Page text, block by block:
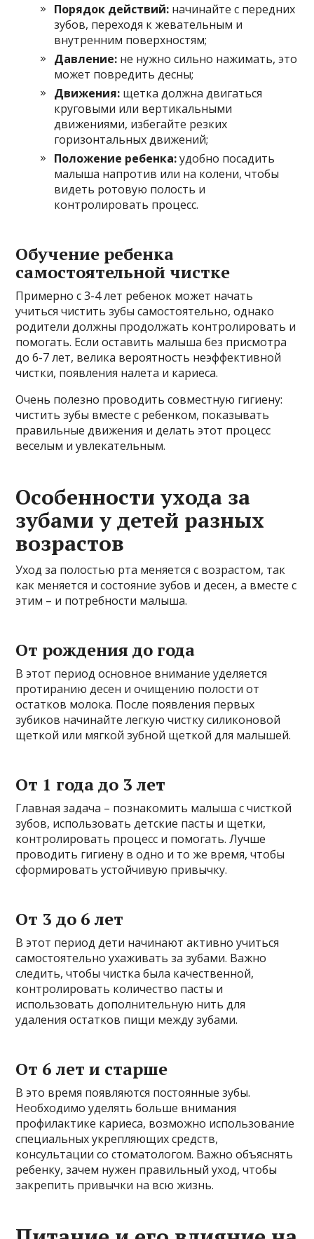
Порядок действий: начинайте с передних
зубов, переходя к жевательным и
внутренним поверхностям;
Давление: не нужно сильно нажимать, это
может повредить десны;
Движения: щетка должна двигаться
круговыми или вертикальными
движениями, избегайте резких
горизонтальных движений;
Положение ребенка:удобно посадить
малыша напротив или на колени, чтобы
видеть ротовую полость и
контролировать процесс.
Обучение ребенка
самостоятельной чистке
Примерно с 3-4 лет ребенок может начать
учиться чистить зубы самостоятельно, однако
родители должны продолжать контролировать и
помогать. Если оставить малыша без присмотра
до 6-7 лет, велика вероятность неэффективной
чистки, появления налета и кариеса.
Очень полезно проводить совместную гигиену:
чистить зубы вместе с ребенком, показывать
правильные движения и делать этот процесс
веселым и увлекательным.
Особенности ухода за
зубами у детей разных
возрастов
Уход за полостью рта меняется с возрастом, так
как меняется и состояние зубов и десен, а вместе с
этим – и потребности малыша.
От рождения до года
В этот период основное внимание уделяется
протиранию десен и очищению полости от
остатков молока. После появления первых
зубиков начинайте легкую чистку силиконовой
щеткой или мягкой зубной щеткой для малышей.
От 1 года до 3 лет
Главная задача – познакомить малыша с чисткой
зубов, использовать детские пасты и щетки,
контролировать процесс и помогать. Лучше
проводить гигиену в одно и то же время, чтобы
сформировать устойчивую привычку.
От 3 до 6 лет
В этот период дети начинают активно учиться
самостоятельно ухаживать за зубами. Важно
следить, чтобы чистка была качественной,
контролировать количество пасты и
использовать дополнительную нить для
удаления остатков пищи между зубами.
От 6 лет и старше
В это время появляются постоянные зубы.
Необходимо уделять больше внимания
профилактике кариеса, возможно использование
специальных укрепляющих средств,
консультации со стоматологом. Важно объяснять
ребенку, зачем нужен правильный уход, чтобы
закрепить привычки на всю жизнь.